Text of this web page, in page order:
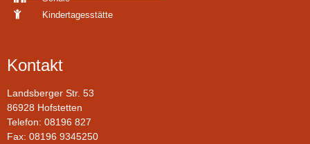
Kindertagesstätte
Kontakt
Landsberger Str. 53
86928 Hofstetten
Telefon: 08196 827
Fax: 08196 9345250